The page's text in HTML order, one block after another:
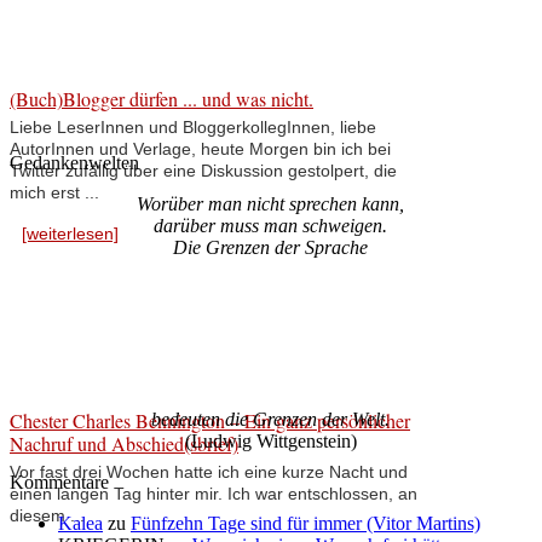
(Buch)Blogger dürfen ... und was nicht.
Liebe LeserInnen und BloggerkollegInnen, liebe
AutorInnen und Verlage, heute Morgen bin ich bei
Twitter zufällig über eine Diskussion gestolpert, die
mich erst ...
[weiterlesen]
Chester Charles Bennington – Ein ganz persönlicher
Nachruf und Abschied(sbrief)
Vor fast drei Wochen hatte ich eine kurze Nacht und
einen langen Tag hinter mir. Ich war entschlossen, an
diesem ...
Gedankenwelten
Worüber man nicht sprechen kann,
darüber muss man schweigen.
Die Grenzen der Sprache
bedeuten die Grenzen der Welt.
(Ludwig Wittgenstein)
Kommentare
Kalea zu Fünfzehn Tage sind für immer (Vitor Martins)